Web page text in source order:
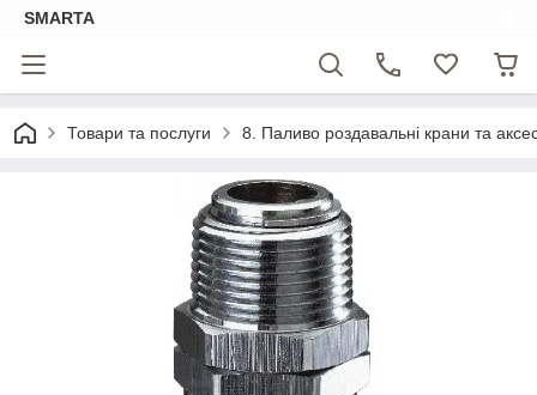
SMARTA
Товари та послуги 8. Паливо роздавальні крани та